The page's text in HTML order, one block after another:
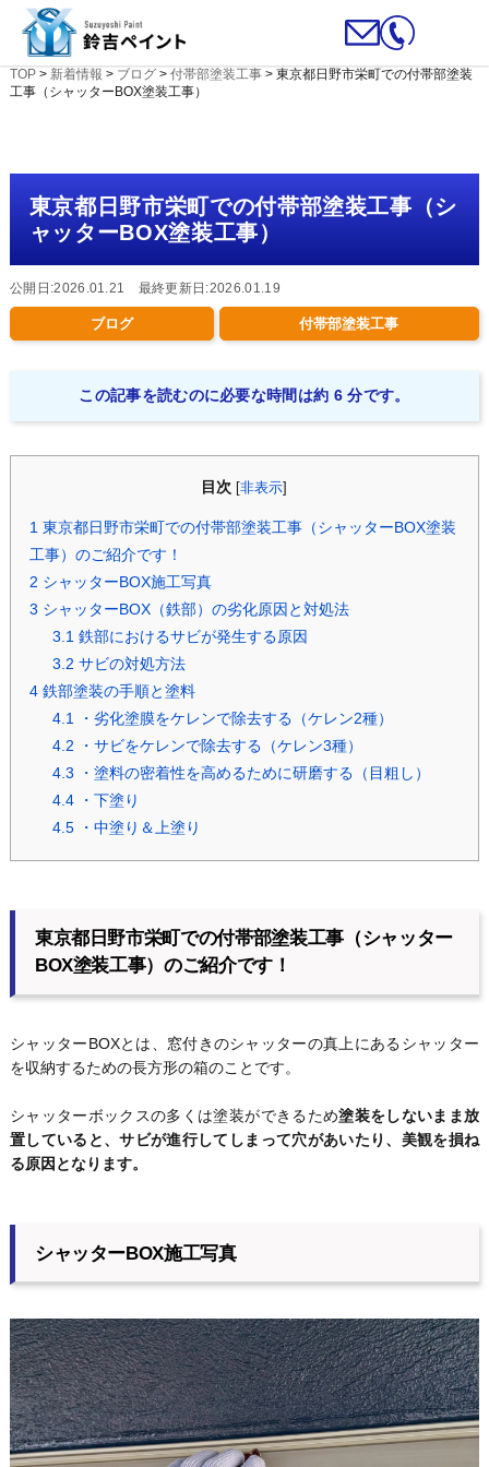
TOP> 新着情報 > ブログ> 付帯部塗装工事> 東京都日野市栄町での付帯部塗装
工事（シャッターBOX塗装工事）
東京都日野市栄町での付帯部塗装工事（シ
ャッターBOX塗装工事）
公開日:2026.01.21 最終更新日:2026.01.19
ブログ 付帯部塗装工事
この記事を読むのに必要な時間は約 6 分です。
目次 [非表示
1 東京都日野市栄町での付帯部塗装工事（シャッターBOX塗装
工事）のご紹介です！
2 シャッターBOX施工写真
3 シャッターBOX（鉄部）の劣化原因と対処法
3.1 鉄部におけるサビが発生する原因
3.2 サビの対処方法
4鉄部塗装の手順と塗料
4.1
・劣化塗膜をケレンで除去する（ケレン2種）
4.2 ・サビをケレンで除去する（ケレン3種）
4.3 ・塗料の密着性を高めるために研磨する（目粗し）
4.4・下塗り
4.5・中塗り＆上塗り
東京都日野市栄町での付帯部塗装工事（シャッター
BOX塗装工事）のご紹介です！
シャッターBOXとは、窓付きのシャッターの真上にあるシャッター
を収納するための長方形の箱のことです。
シャッターボックスの多くは塗装ができるため塗装をしないまま放
置していると、サビが進行してしまって穴があいたり、美観を損ね
る原因となります。
シャッターBOX施工写真